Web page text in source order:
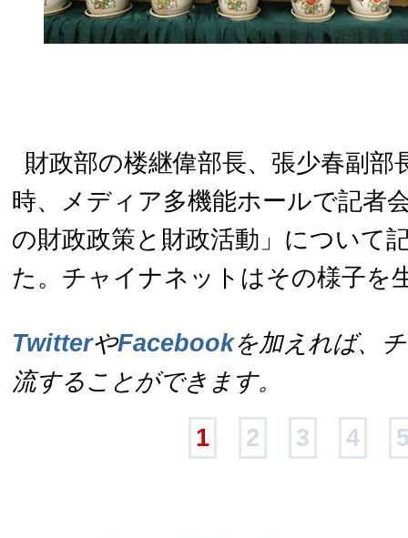
財政部の楼継偉部長、張少春副部
時、メディア多機能ホールで記者
の財政政策と財政活動」について
た。チャイナネットはその様子を
TwitterやFacebookを加えれば、
流することができます。
1 2 3 4